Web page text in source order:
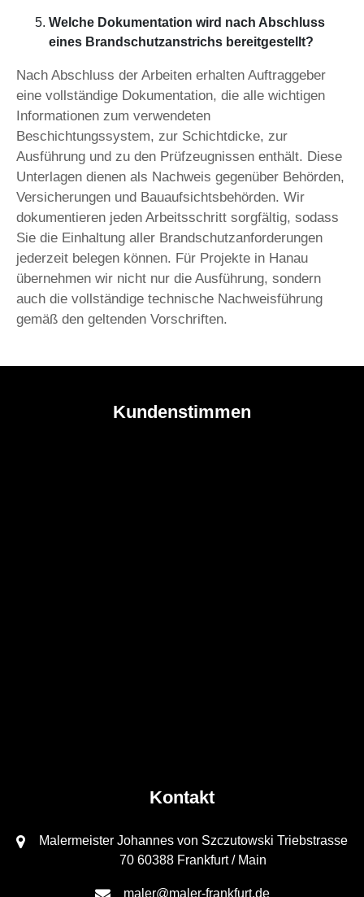
Welche Dokumentation wird nach Abschluss
eines Brandschutzanstrichs bereitgestellt?
Nach Abschluss der Arbeiten erhalten Auftraggeber
eine vollständige Dokumentation, die alle wichtigen
Informationen zum verwendeten
Beschichtungssystem, zur Schichtdicke, zur
Ausführung und zu den Prüfzeugnissen enthält. Diese
Unterlagen dienen als Nachweis gegenüber Behörden,
Versicherungen und Bauaufsichtsbehörden. Wir
dokumentieren jeden Arbeitsschritt sorgfältig, sodass
Sie die Einhaltung aller Brandschutzanforderungen
jederzeit belegen können. Für Projekte in Hanau
übernehmen wir nicht nur die Ausführung, sondern
auch die vollständige technische Nachweisführung
gemäß den geltenden Vorschriften.
Kundenstimmen
Kontakt
Malermeister Johannes von Szczutowski Triebstrasse
70 60388 Frankfurt / Main
maler@maler-frankfurt.de